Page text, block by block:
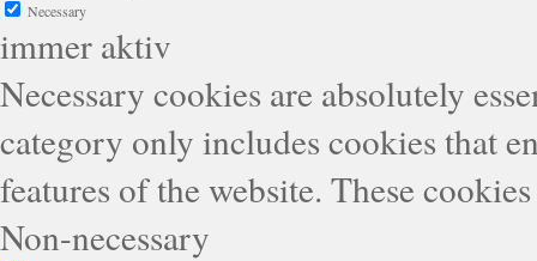
Necessary
immer aktiv
Necessary cookies are absolutely
category only includes cookies that
features of the website. These
Non-necessary